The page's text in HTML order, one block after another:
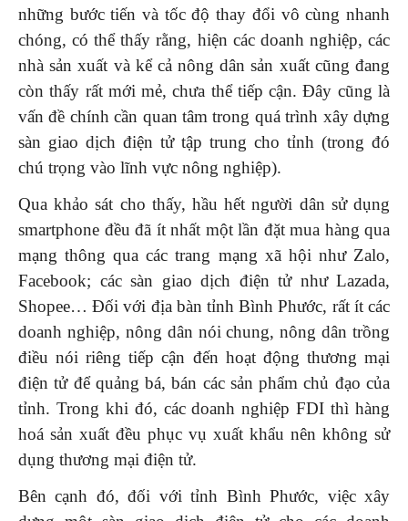
những bước tiến và tốc độ thay đổi vô cùng nhanh
chóng, có thể thấy rằng, hiện các doanh nghiệp, các
nhà sản xuất và kể cả nông dân sản xuất cũng đang
còn thấy rất mới mẻ, chưa thể tiếp cận. Đây cũng là
vấn đề chính cần quan tâm trong quá trình xây dựng
sàn giao dịch điện tử tập trung cho tỉnh (trong đó
chú trọng vào lĩnh vực nông nghiệp).
Qua khảo sát cho thấy, hầu hết người dân sử dụng
smartphone đều đã ít nhất một lần đặt mua hàng qua
mạng thông qua các trang mạng xã hội như Zalo,
Facebook; các sàn giao dịch điện tử như Lazada,
Shopee… Đối với địa bàn tỉnh Bình Phước, rất ít các
doanh nghiệp, nông dân nói chung, nông dân trồng
điều nói riêng tiếp cận đến hoạt động thương mại
điện tử để quảng bá, bán các sản phẩm chủ đạo của
tỉnh. Trong khi đó, các doanh nghiệp FDI thì hàng
hoá sản xuất đều phục vụ xuất khẩu nên không sử
dụng thương mại điện tử.
Bên cạnh đó, đối với tỉnh Bình Phước, việc xây